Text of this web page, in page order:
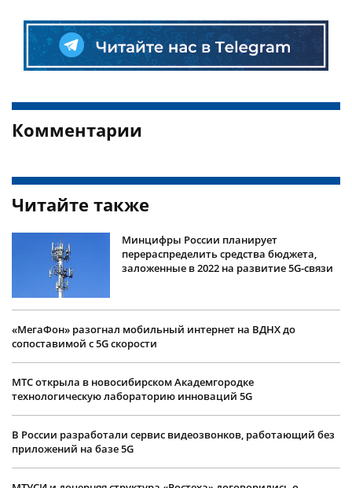
Комментарии
Читайте также
Минцифры России планирует
перераспределить средства бюджета,
заложенные в 2022 на развитие 5G-связи
«МегаФон» разогнал мобильный интернет на ВДНХ до
сопоставимой с 5G скорости
МТС открыла в новосибирском Академгородке
технологическую лабораторию инноваций 5G
В России разработали сервис видеозвонков, работающий без
приложений на базе 5G